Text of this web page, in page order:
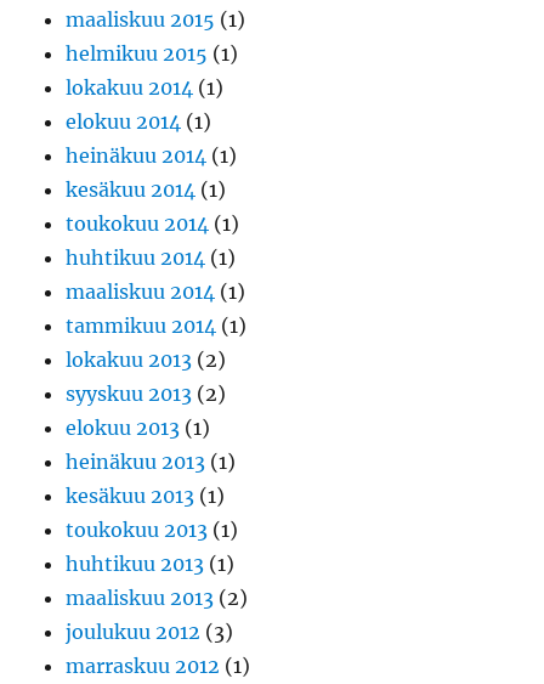
maaliskuu 2015 (1)
helmikuu 2015 (1)
lokakuu 2014 (1)
elokuu 2014 (1)
heinäkuu 2014 (1)
kesäkuu 2014 (1)
toukokuu 2014 (1)
huhtikuu 2014 (1)
maaliskuu 2014 (1)
tammikuu 2014 (1)
lokakuu 2013 (2)
syyskuu 2013 (2)
elokuu 2013 (1)
heinäkuu 2013 (1)
kesäkuu 2013 (1)
toukokuu 2013 (1)
huhtikuu 2013 (1)
maaliskuu 2013 (2)
joulukuu 2012 (3)
marraskuu 2012 (1)